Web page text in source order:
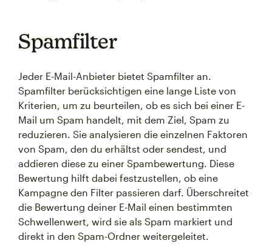
Spamfilter
Jeder E-Mail-Anbieter bietet Spamfilter an.
Spamfilter berücksichtigen eine lange Liste von
Kriterien, um zu beurteilen, ob es sich bei einer E-
Mail um Spam handelt, mit dem Ziel, Spam zu
reduzieren. Sie analysieren die einzelnen Faktoren
von Spam, den du erhältst oder sendest, und
addieren diese zu einer Spambewertung. Diese
Bewertung hilft dabei festzustellen, ob eine
Kampagne den Filter passieren darf. Überschreitet
die Bewertung deiner E-Mail einen bestimmten
Schwellenwert, wird sie als Spam markiert und
direkt in den Spam-Ordner weitergeleitet.